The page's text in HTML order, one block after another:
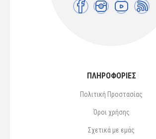
ΠΛΗΡΟΦΟΡΙΕΣ
Πολιτική Προστασίας
Όροι χρήσης
Σχετικά με εμάς